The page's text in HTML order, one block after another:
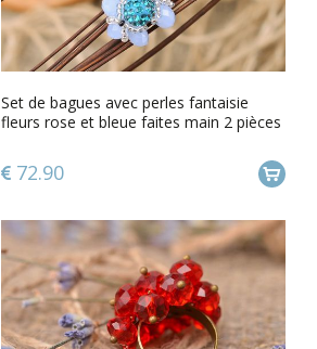
Set de bagues avec perles fantaisie
fleurs rose et bleue faites main 2 pièces
72.90